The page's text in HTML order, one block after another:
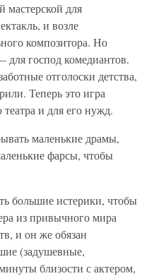
мастерской для
и возле
композитора. Но
для господ комедиантов.
отголоски детства,
Теперь это игра
и для его нужд.
маленькие драмы,
фарсы, чтобы
большие истерики, чтобы
из привычного мира
и он же обязан
(задушевные,
близости с актером,